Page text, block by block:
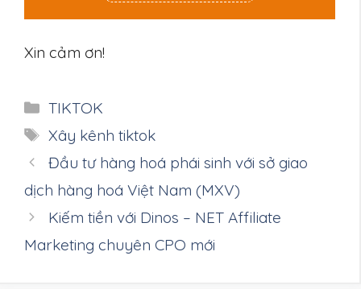
Xin cảm ơn!
Danh
mục
TIKTOK
Thẻ
Xây kênh tiktok
Đầu tư hàng hoá phái sinh với sở giao
dịch hàng hoá Việt Nam (MXV)
Kiếm tiền với Dinos – NET Affiliate
Marketing chuyên CPO mới